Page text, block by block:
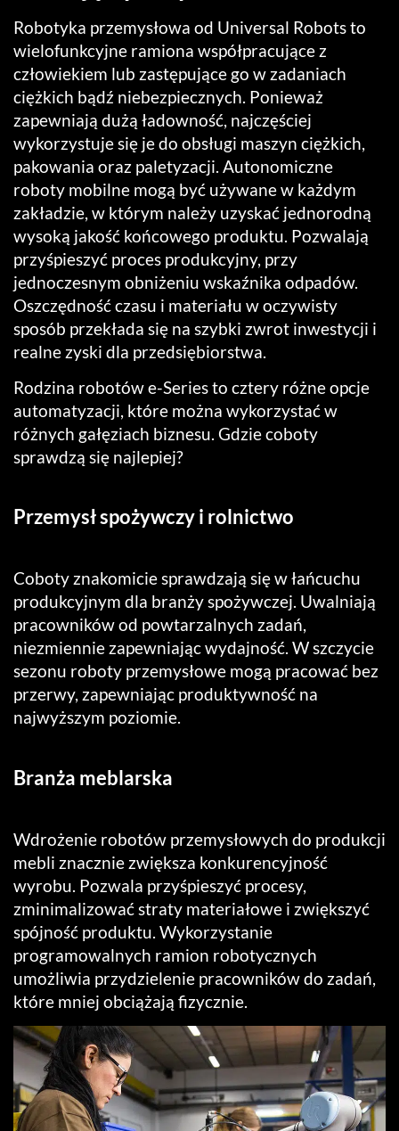
Robotyka przemysłowa od Universal Robots to
wielofunkcyjne ramiona współpracujące z
człowiekiem lub zastępujące go w zadaniach
ciężkich bądź niebezpiecznych. Ponieważ
zapewniają dużą ładowność, najczęściej
wykorzystuje się je do obsługi maszyn ciężkich,
pakowania oraz paletyzacji. Autonomiczne
roboty mobilne mogą być używane w każdym
zakładzie, w którym należy uzyskać jednorodną
wysoką jakość końcowego produktu. Pozwalają
przyśpieszyć proces produkcyjny, przy
jednoczesnym obniżeniu wskaźnika odpadów.
Oszczędność czasu i materiału w oczywisty
sposób przekłada się na szybki zwrot inwestycji i
realne zyski dla przedsiębiorstwa.
Rodzina robotów e-Series to cztery różne opcje
automatyzacji, które można wykorzystać w
różnych gałęziach biznesu. Gdzie coboty
sprawdzą się najlepiej?
Przemysł spożywczy i rolnictwo
Coboty znakomicie sprawdzają się w łańcuchu
produkcyjnym dla branży spożywczej. Uwalniają
pracowników od powtarzalnych zadań,
niezmiennie zapewniając wydajność. W szczycie
sezonu roboty przemysłowe mogą pracować bez
przerwy, zapewniając produktywność na
najwyższym poziomie.
Branża meblarska
Wdrożenie robotów przemysłowych do produkcji
mebli znacznie zwiększa konkurencyjność
wyrobu. Pozwala przyśpieszyć procesy,
zminimalizować straty materiałowe i zwiększyć
spójność produktu. Wykorzystanie
programowalnych ramion robotycznych
umożliwia przydzielenie pracowników do zadań,
które mniej obciążają fizycznie.